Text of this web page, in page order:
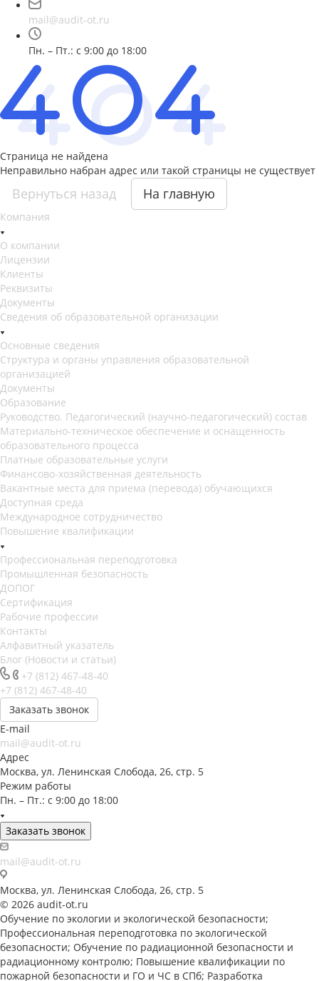
mail@audit-ot.ru
Пн. – Пт.: с 9:00 до 18:00
Страница не найдена
Неправильно набран адрес или такой страницы не существует
Вернуться назад На главную
Компания
О компании
Лицензии
Клиенты
Реквизиты
Документы
Сведения об образовательной организации
Основные сведения
Структура и органы управления образовательной
организацией
Документы
Образование
Руководство. Педагогический (научно-педагогический) состав
Материально-техническое обеспечение и оснащенность
образовательного процесса
Платные образовательные услуги
Финансово-хозяйственная деятельность
Вакантные места для приема (перевода) обучающихся
Доступная среда
Международное сотрудничество
Повышение квалификации
Профессиональная переподготовка
Промышленная безопасность
ДОПОГ
Сертификация
Рабочие профессии
Контакты
Алфавитный указатель
Блог (Новости и статьи)
+7 (812) 467-48-40
+7 (812) 467-48-40
Заказать звонок
E-mail
mail@audit-ot.ru
Адрес
Москва, ул. Ленинская Слобода, 26, стр. 5
Режим работы
Пн. – Пт.: с 9:00 до 18:00
Заказать звонок
mail@audit-ot.ru
Москва, ул. Ленинская Слобода, 26, стр. 5
© 2026 audit-ot.ru
Обучение по экологии и экологической безопасности;
Профессиональная переподготовка по экологической
безопасности; Обучение по радиационной безопасности и
радиационному контролю; Повышение квалификации по
пожарной безопасности и ГО и ЧС в СПб; Разработка